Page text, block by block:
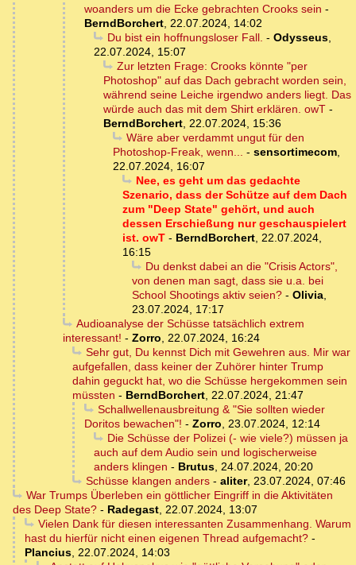
woanders um die Ecke gebrachten Crooks sein -
BerndBorchert, 22.07.2024, 14:02
Du bist ein hoffnungsloser Fall. - Odysseus,
22.07.2024, 15:07
Zur letzten Frage: Crooks könnte "per
Photoshop" auf das Dach gebracht worden sein,
während seine Leiche irgendwo anders liegt. Das
würde auch das mit dem Shirt erklären. owT -
BerndBorchert, 22.07.2024, 15:36
Wäre aber verdammt ungut für den
Photoshop-Freak, wenn... - sensortimecom,
22.07.2024, 16:07
Nee, es geht um das gedachte
Szenario, dass der Schütze auf dem Dach
zum "Deep State" gehört, und auch
dessen Erschießung nur geschauspielert
ist. owT - BerndBorchert, 22.07.2024,
16:15
Du denkst dabei an die "Crisis Actors",
von denen man sagt, dass sie u.a. bei
School Shootings aktiv seien? - Olivia,
23.07.2024, 17:17
Audioanalyse der Schüsse tatsächlich extrem
interessant! - Zorro, 22.07.2024, 16:24
Sehr gut, Du kennst Dich mit Gewehren aus. Mir war
aufgefallen, dass keiner der Zuhörer hinter Trump
dahin geguckt hat, wo die Schüsse hergekommen sein
müssten - BerndBorchert, 22.07.2024, 21:47
Schallwellenausbreitung & "Sie sollten wieder
Doritos bewachen"! - Zorro, 23.07.2024, 12:14
Die Schüsse der Polizei (- wie viele?) müssen ja
auch auf dem Audio sein und logischerweise
anders klingen - Brutus, 24.07.2024, 20:20
Schüsse klangen anders- aliter, 23.07.2024, 07:46
War Trumps Überleben ein göttlicher Eingriff in die Aktivitäten
des Deep State? - Radegast, 22.07.2024, 13:07
Vielen Dank für diesen interessanten Zusammenhang. Warum
hast du hierfür nicht einen eigenen Thread aufgemacht? -
Plancius, 22.07.2024, 14:03